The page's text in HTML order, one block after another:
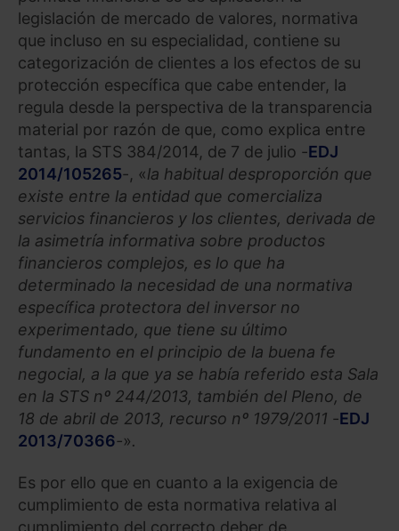
legislación de mercado de valores, normativa
que incluso en su especialidad, contiene su
categorización de clientes a los efectos de su
protección específica que cabe entender, la
regula desde la perspectiva de la transparencia
material por razón de que, como explica entre
tantas, la STS 384/2014, de 7 de julio -EDJ
2014/105265-, «la habitual desproporción que
existe entre la entidad que comercializa
servicios financieros y los clientes, derivada de
la asimetría informativa sobre productos
financieros complejos, es lo que ha
determinado la necesidad de una normativa
específica protectora del inversor no
experimentado, que tiene su último
fundamento en el principio de la buena fe
negocial, a la que ya se había referido esta Sala
en la STS nº 244/2013, también del Pleno, de
18 de abril de 2013, recurso nº 1979/2011 -EDJ
2013/70366-».
Es por ello que en cuanto a la exigencia de
cumplimiento de esta normativa relativa al
cumplimiento del correcto deber de